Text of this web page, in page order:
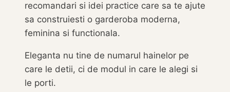
recomandari si idei practice care sa te ajute
sa construiesti o garderoba moderna,
feminina si functionala.
Eleganta nu tine de numarul hainelor pe
care le detii, ci de modul in care le alegi si
le porti.